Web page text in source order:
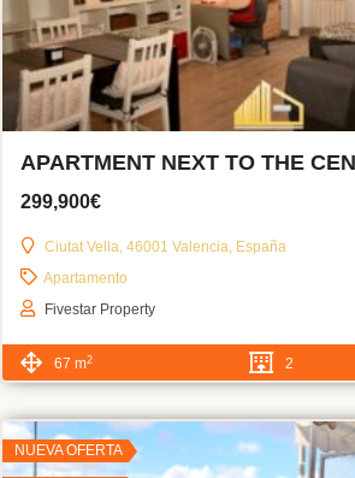
APARTMENT NEXT TO THE
299,900€
Ciutat Vella, 46001 Valencia, España
Apartamento
Fivestar Property
67 m2 2
NUEVA OFERTA